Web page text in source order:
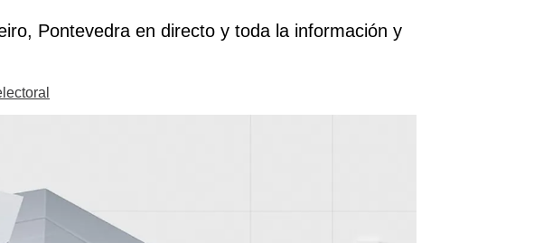
Pontevedra en directo y toda la información y